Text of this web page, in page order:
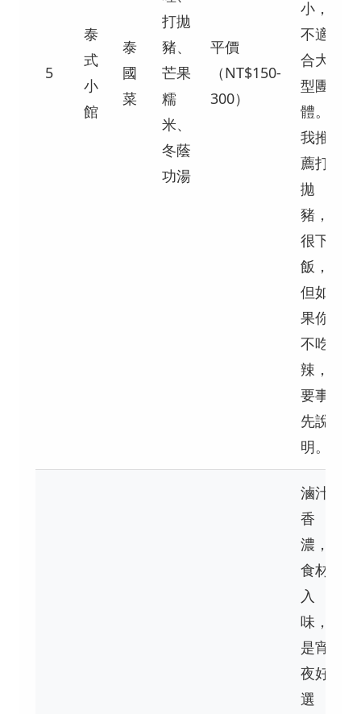
5
泰
式
小
館
泰
國
菜
打拋
豬、
芒果
糯
米、
冬蔭
功湯
平價
（NT$150-
300）
小，
不適
合大
型團
體。
我推
薦打
拋
豬，
很下
飯，
但如
果你
不吃
辣，
要事
先說
明。
滷汁
香
濃，
食材
入
味，
是宵
夜好
選